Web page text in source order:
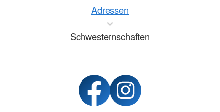
Adressen
Schwesternschaften